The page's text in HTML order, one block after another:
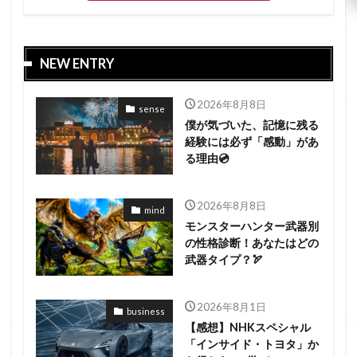
NEW ENTRY
sense 2026年8月8日
僕が気づいた、記憶に残る
経験には必ず「感動」があ
る理由💿
mind 2026年8月8日
モンスターハンター武器別
の性格診断！あなたはどの
武器タイプ？🏹
business 2026年8月1日
【感想】NHKスペシャル
「インサイド・トヨタ」か